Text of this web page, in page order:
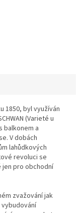
1850, byl využíván
(Varieté u
balkonem a
V dobách
lahůdkových
revoluci se
jen pro obchodní
zvažování jak